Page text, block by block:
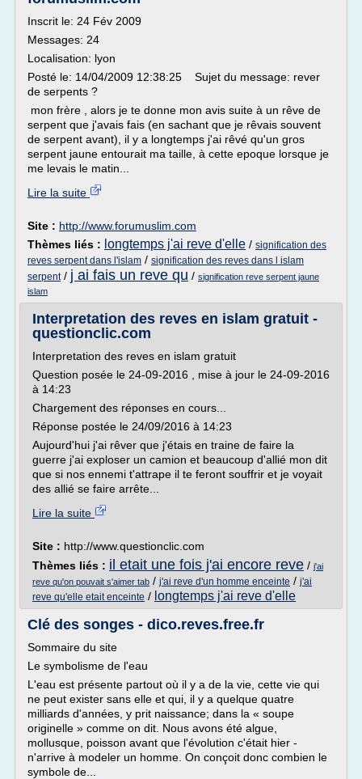
Inscrit le: 24 Fév 2009
Messages: 24
Localisation: lyon
Posté le: 14/04/2009 12:38:25 Sujet du message: rever
de serpents ?
mon frère , alors je te donne mon avis suite à un rêve de
serpent que j'avais fais (en sachant que je rêvais souvent
de serpent avant), il y a longtemps j'ai rêvé qu'un gros
serpent jaune entourait ma taille, à cette epoque lorsque je
me levais le matin...
Lire la suite
Site : http://www.forumuslim.com
Thèmes liés : longtemps j'ai reve d'elle / signification des
reves serpent dans l'islam / signification des reves dans l islam
serpent/ j ai fais un reve qu / signification reve serpent jaune
islam
Interpretation des reves en islam gratuit -
questionclic.com
Interpretation des reves en islam gratuit
Question posée le 24-09-2016 , mise à jour le 24-09-2016
à 14:23
Chargement des réponses en cours...
Réponse postée le 24/09/2016 à 14:23
Aujourd'hui j'ai rêver que j'étais en traine de faire la
guerre j'ai exploser un camion et beaucoup d'allié mon dit
que si nos ennemi t'attrape il te feront souffrir et je voyait
des allié se faire arrête...
Lire la suite
Site : http://www.questionclic.com
Thèmes liés : il etait une fois j'ai encore reve / j'ai
reve qu'on pouvait s'aimer tab / j'ai reve d'un homme enceinte / j'ai
reve qu'elle etait enceinte / longtemps j'ai reve d'elle
Clé des songes - dico.reves.free.fr
Sommaire du site
Le symbolisme de l'eau
L'eau est présente partout où il y a de la vie, cette vie qui
ne peut exister sans elle et qui, il y a quelque quatre
milliards d'années, y prit naissance; dans la « soupe
originelle » comme on dit. Nous avons été algue,
mollusque, poisson avant que l'évolution c'était hier -
n'arrive à modeler un homme. On conçoit donc combien le
symbole de...